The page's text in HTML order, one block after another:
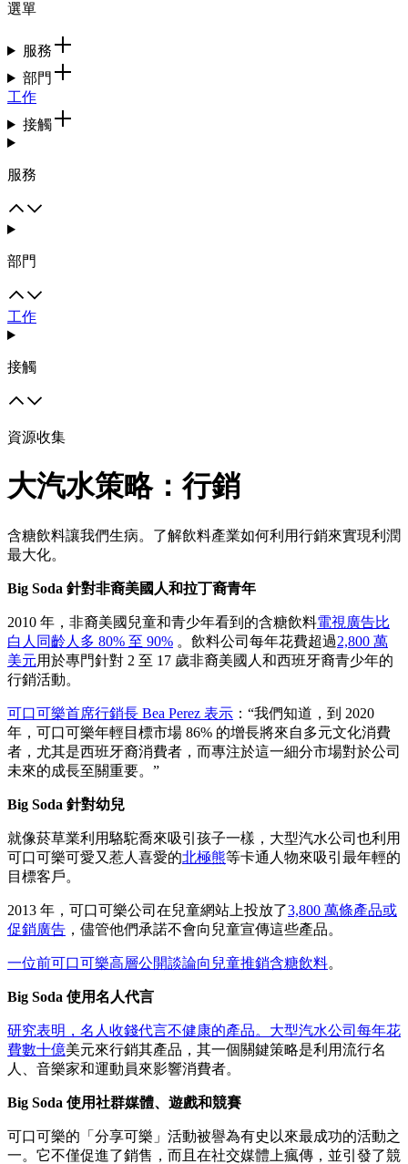
選單
服務
部門
工作
接觸
服務
部門
工作
接觸
資源收集
大汽水策略：行銷
含糖飲料讓我們生病。了解飲料產業如何利用行銷來實現利潤
最大化。
Big Soda 針對非裔美國人和拉丁裔青年
2010 年，非裔美國兒童和青少年看到的含糖飲料電視廣告比
白人同齡人多 80% 至 90% 。飲料公司每年花費超過2,800 萬
美元用於專門針對 2 至 17 歲非裔美國人和西班牙裔青少年的
行銷活動。
可口可樂首席行銷長 Bea Perez 表示 ：“我們知道，到 2020
年，可口可樂年輕目標市場 86% 的增長將來自多元文化消費
者，尤其是西班牙裔消費者，而專注於這一細分市場對於公司
未來的成長至關重要。”
Big Soda 針對幼兒
就像菸草業利用駱​​駝喬來吸引孩子一樣，大型汽水公司也利用
可口可樂可愛又惹人喜愛的北極熊等卡通人物來吸引最年輕的
目標客戶。
2013 年，可口可樂公司在兒童網站上投放了3,800 萬條產品或
促銷廣告 ，儘管他們承諾不會向兒童宣傳這些產品。
一位前可口可樂高層公開談論向兒童推銷含糖飲料。
Big Soda 使用名人代言
研究表明，名人收錢代言不健康的產品。 大型汽水公司每年花
費數十億美元來行銷其產品，其一個關鍵策略是利用流行名
人、音樂家和運動員來影響消費者。
Big Soda 使用社群媒體、遊戲和競賽
可口可樂的「分享可樂」活動被譽為有史以來最成功的活動之
一。它不僅促進了銷售，而且在社交媒體上瘋傳，並引發了競